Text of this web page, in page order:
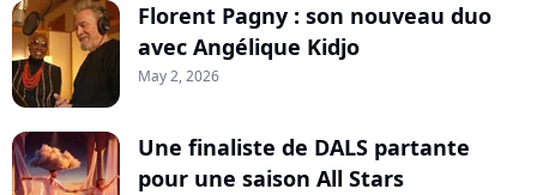
Florent Pagny : son nouveau duo
avec Angélique Kidjo
May 2, 2026
Une finaliste de DALS partante
pour une saison All Stars